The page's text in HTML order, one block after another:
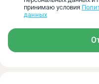
Повышенная
по сравнению со
Снижение
валика при высоких
Дополнительная
принимаю условия
данных